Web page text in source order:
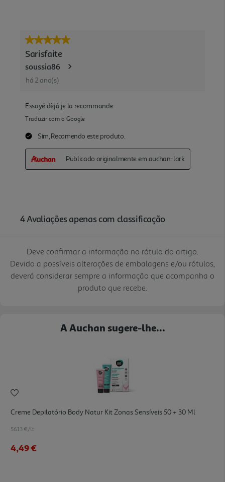
Deve confirmar a informação no rótulo do artigo.
Devido a possíveis alterações de embalagens e/ou rótulos,
deverá considerar sempre a informação que acompanha o
produto que recebe.
A Auchan sugere-lhe...
Creme Depilatório Body Natur Kit Zonas Sensíveis 50 + 30 Ml
56.13 €/Lt
4,49 €